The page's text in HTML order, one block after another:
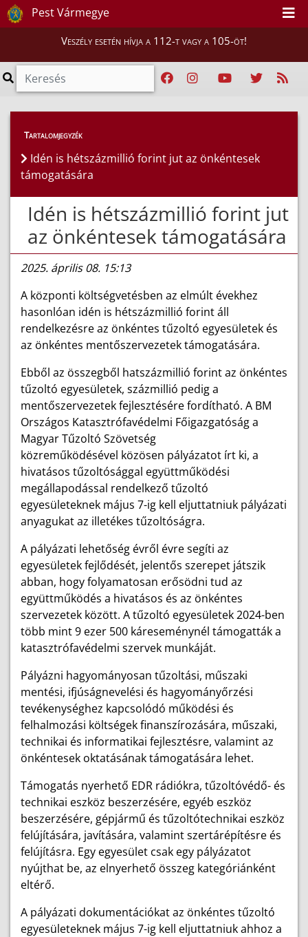
Pest Vármegye
Veszély esetén hívja a 112-t vagy a 105-öt!
Híreink > Hírek
Tartalomjegyzék
Idén is hétszázmillió forint jut az önkéntesek
támogatására
Idén is hétszázmillió forint jut
az önkéntesek támogatására
2025. április 08. 15:13
A központi költségvetésben az elmúlt évekhez
hasonlóan idén is hétszázmillió forint áll
rendelkezésre az önkéntes tűzoltó egyesületek és
az önkéntes mentőszervezetek támogatására.
Ebből az összegből hatszázmillió forint az önkéntes
tűzoltó egyesületek, százmillió pedig a
mentőszervezetek fejlesztésére fordítható. A BM
Országos Katasztrófavédelmi Főigazgatóság a
Magyar Tűzoltó Szövetség
közreműködésével közösen pályázatot írt ki, a
hivatásos tűzoltósággal együttműködési
megállapodással rendelkező tűzoltó
egyesületeknek május 7-ig kell eljuttatniuk pályázati
anyagukat az illetékes tűzoltóságra.
A pályázati lehetőség évről évre segíti az
egyesületek fejlődését, jelentős szerepet játszik
abban, hogy folyamatosan erősödni tud az
együttműködés a hivatásos és az önkéntes
szervezetek között. A tűzoltó egyesületek 2024-ben
több mint 9 ezer 500 káreseménynél támogatták a
katasztrófavédelmi szervek munkáját.
Pályázni hagyományosan tűzoltási, műszaki
mentési, ifjúságnevelési és hagyományőrzési
tevékenységhez kapcsolódó működési és
felhalmozási költségek finanszírozására, műszaki,
technikai és informatikai fejlesztésre, valamint az
önkéntesek oktatásának támogatására lehet.
Támogatás nyerhető EDR rádiókra, tűzoltóvédő- és
technikai eszköz beszerzésére, egyéb eszköz
beszerzésére, gépjármű és tűzoltótechnikai eszköz
felújítására, javítására, valamint szertárépítésre és
felújításra. Egy egyesület csak egy pályázatot
nyújthat be, az elnyerhető összeg kategóriánként
eltérő.
A pályázati dokumentációkat az önkéntes tűzoltó
egyesületeknek május 7-ig kell eljuttatniuk ahhoz a